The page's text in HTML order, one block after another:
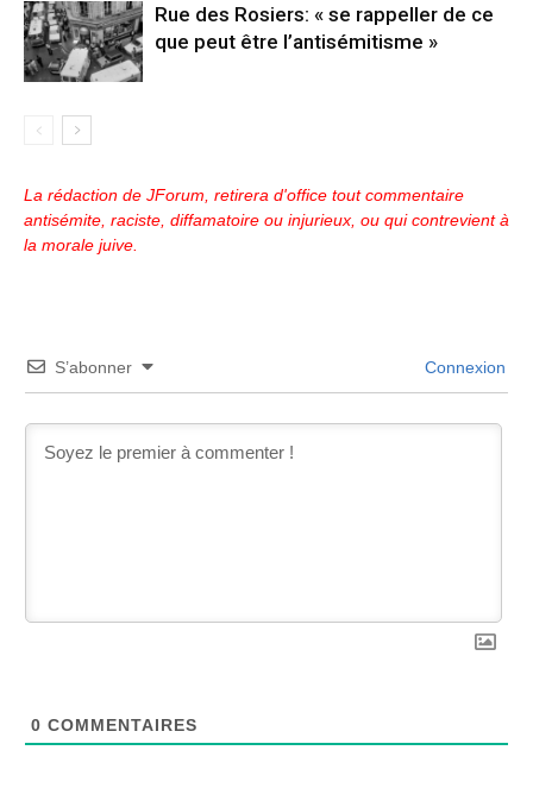
Rue des Rosiers: « se rappeller de ce
que peut être l’antisémitisme »
La rédaction de JForum, retirera d'office tout commentaire
antisémite, raciste, diffamatoire ou injurieux, ou qui contrevient à
la morale juive.
S’abonner Connexion
0 COMMENTAIRES